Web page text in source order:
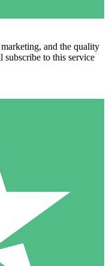
and the quality
to this service